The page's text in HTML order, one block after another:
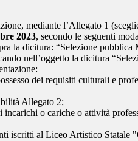
mediante l’Allegato 1
2023, secondo le seguenti
la dicitura: “Selezione
nell’oggetto la dicitura
dei requisiti culturali e
Allegato 2;
o cariche o attività
iscritti al Liceo Artistico Statale